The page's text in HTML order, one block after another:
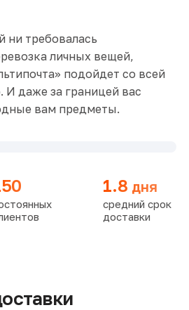
ни требовалась
личных вещей,
подойдет со всей
И даже за границей вас
вам предметы.
1.8 дня
средний срок
доставки